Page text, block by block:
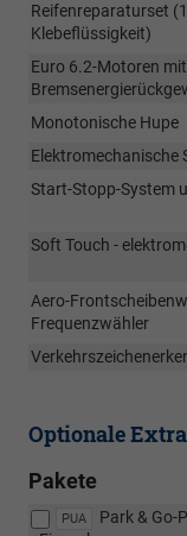
Reifenreparaturset
Klebeflüssigkeit)
Euro 6.2-Motoren
Monotonische Hupe
Elektromechanische
Start-Stopp-System
Soft Touch -
Aero-
Frequenzwähler
Optionale
Pakete
PUA
Park & Go-